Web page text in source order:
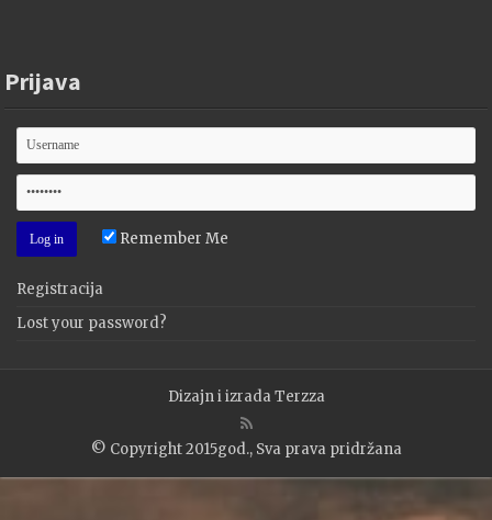
Prijava
Remember Me
Registracija
Lost your password?
Dizajn i izradaTerzza
© Copyright 2015god., Sva prava pridržana
WP2Social Auto PublishPowered By :XYZScripts.com